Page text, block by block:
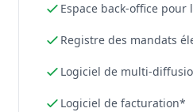
Espace back-office pour
Registre des mandats
Logiciel de multi-
Logiciel de facturation*